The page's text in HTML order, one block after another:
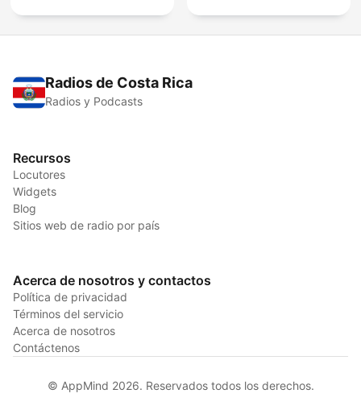
Radios de Costa Rica
Radios y Podcasts
Recursos
Locutores
Widgets
Blog
Sitios web de radio por país
Acerca de nosotros y contactos
Política de privacidad
Términos del servicio
Acerca de nosotros
Contáctenos
© AppMind 2026. Reservados todos los derechos.